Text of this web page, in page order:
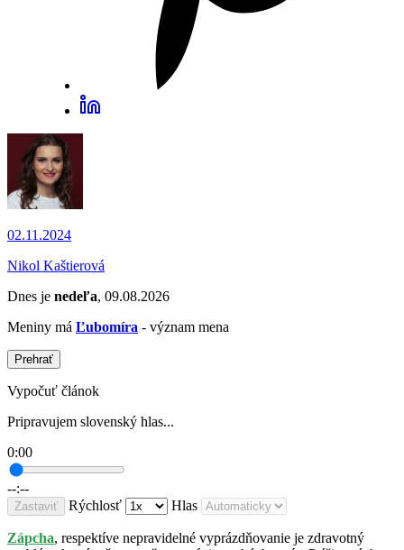
02.11.2024
Nikol Kaštierová
Dnes je nedeľa, 09.08.2026
Meniny má Ľubomíra - význam mena
Prehrať
Vypočuť článok
Pripravujem slovenský hlas...
0:00
--:--
Zastaviť Rýchlosť Hlas
Zápcha, respektíve nepravidelné vyprázdňovanie je zdravotný